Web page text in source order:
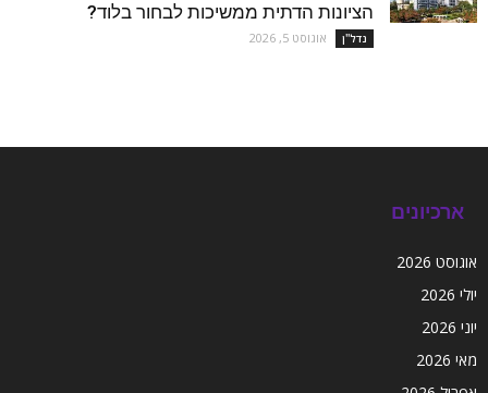
הציונות הדתית ממשיכות לבחור בלוד?
נדל''ן אוגוסט 5, 2026
ארכיונים
אוגוסט 2026
יולי 2026
יוני 2026
מאי 2026